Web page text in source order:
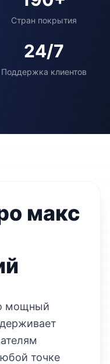
Стран покрытия
24/7
Поддержка клиентов
макс
мощный
точке